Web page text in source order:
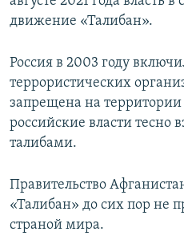
движение «Талибан».
Россия в 2003 году
террористических
запрещена на
российские власти тесно
талибами.
Правительство
«Талибан» до сих пор не
страной мира.